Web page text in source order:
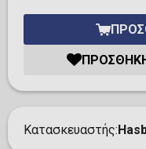
ΠΡΟΣΘΉΚΗ
Κατασκευαστής